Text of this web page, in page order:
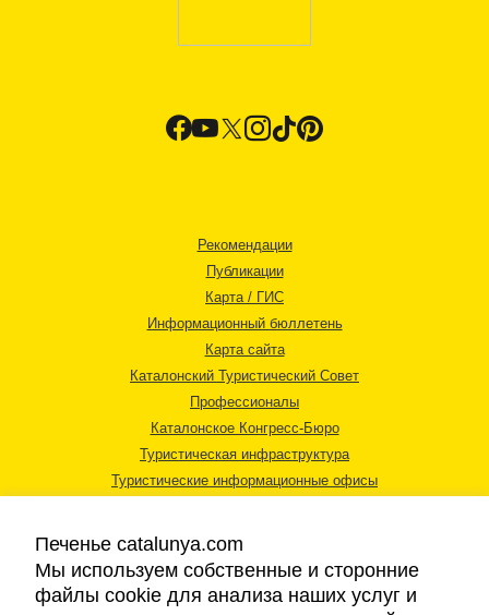
Рекомендации
Публикации
Карта / ГИС
Информационный бюллетень
Карта сайта
Каталонский Туристический Совет
Профессионалы
Каталонское Конгресс-Бюро
Туристическая инфраструктура
Туристические информационные офисы
Печенье catalunya.com
Мы используем собственные и сторонние
файлы cookie для анализа наших услуг и